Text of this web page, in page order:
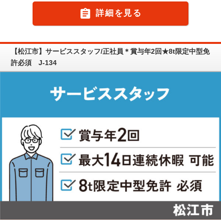
 詳細を見る
【松江市】サービススタッフ/正社員＊賞与年2回★8t限定中型免
許必須 J-134